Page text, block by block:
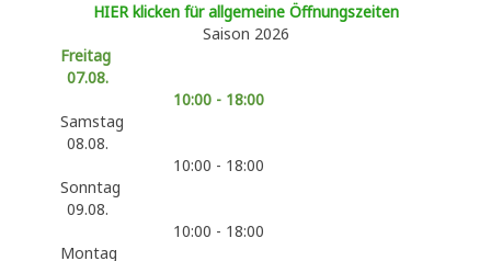
HIER klicken für allgemeine Öffnungszeiten
Saison 2026
Freitag
07.08.
10:00 - 18:00
Samstag
08.08.
10:00 - 18:00
Sonntag
09.08.
10:00 - 18:00
Montag